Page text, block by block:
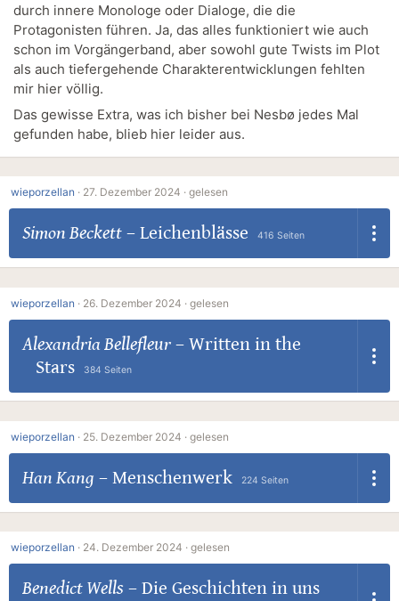
durch innere Monologe oder Dialoge, die die
Protagonisten führen. Ja, das alles funktioniert wie auch
schon im Vorgängerband, aber sowohl gute Twists im Plot
als auch tiefergehende Charakterentwicklungen fehlten
mir hier völlig.
Das gewisse Extra, was ich bisher bei Nesbø jedes Mal
gefunden habe, blieb hier leider aus.
wieporzellan · 27. Dezember 2024 · gelesen
Simon Beckett– Leichenblässe 416 Seiten
wieporzellan · 26. Dezember 2024 · gelesen
Alexandria Bellefleur– Written in the
Stars
384 Seiten
wieporzellan · 25. Dezember 2024 · gelesen
Han Kang – Menschenwerk 224 Seiten
wieporzellan · 24. Dezember 2024 · gelesen
Benedict Wells – Die Geschichten in uns